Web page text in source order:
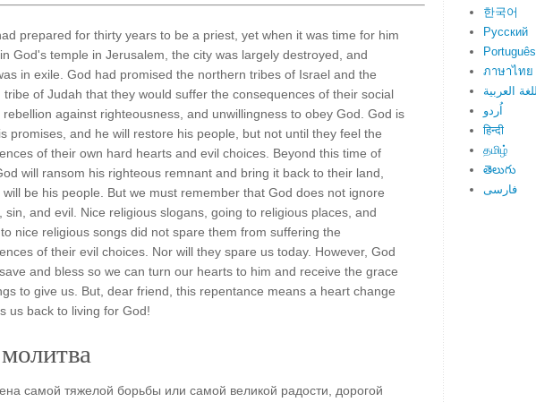
prepared for thirty years to be a priest, yet when it was time for him
God's temple in Jerusalem, the city was largely destroyed, and
in exile. God had promised the northern tribes of Israel and the
tribe of Judah that they would suffer the consequences of their social
rebellion against righteousness, and unwillingness to obey God. God is
promises, and he will restore his people, but not until they feel the
of their own hard hearts and evil choices. Beyond this time of
will ransom his righteous remnant and bring it back to their land,
will be his people. But we must remember that God does not ignore
sin, and evil. Nice religious slogans, going to religious places, and
nice religious songs did not spare them from suffering the
of their evil choices. Nor will they spare us today. However, God
and bless so we can turn our hearts to him and receive the grace
to give us. But, dear friend, this repentance means a heart change
us back to living for God!
самой тяжелой борьбы или самой великой радости, дорогой
한국어
Русский
Português
ภาษาไทย
العربية
اُردو
हिन्दी
தமிழ்
తెలుగు
فارسی